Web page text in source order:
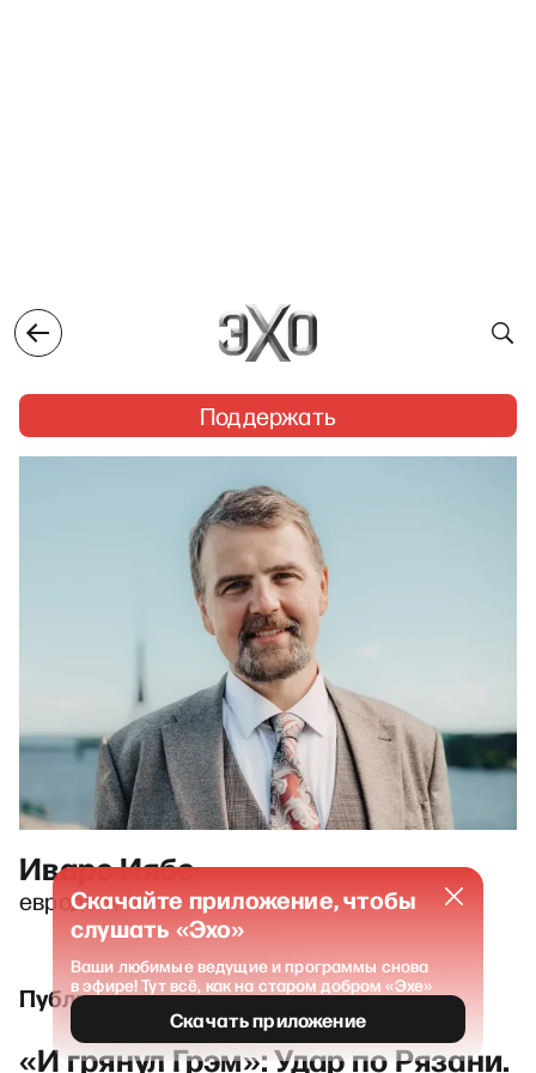
Поддержать
Иварс Иябс
евродепутат
Публикации и выпуски
«И грянул Грэм»: Удар по Рязани.
Скачайте приложение, чтобы
слушать «Эхо»
Ваши любимые ведущие и программы снова
в эфире! Тут всё, как на старом добром «Эхе»
Скачать приложение